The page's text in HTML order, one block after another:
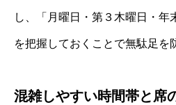
し、「月曜日・第３木曜日・年
を把握しておくことで無駄足を
混雑しやすい時間帯と席